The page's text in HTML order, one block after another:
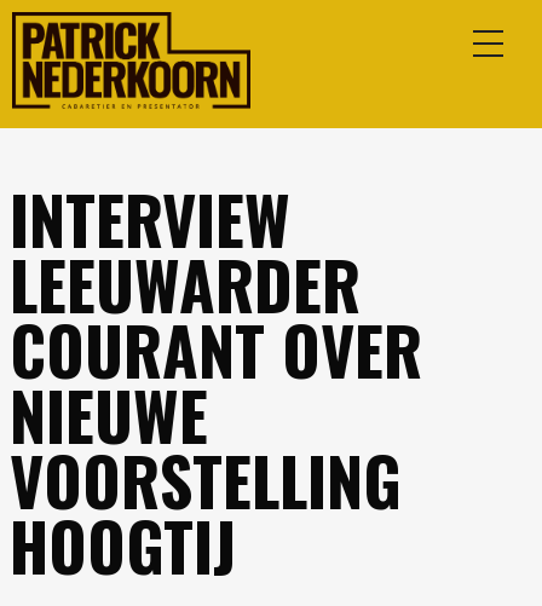
INTERVIEW
LEEUWARDER
COURANT OVER
NIEUWE
VOORSTELLING
HOOGTIJ